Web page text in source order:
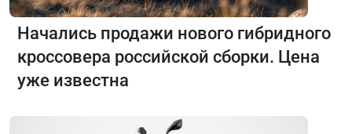
Начались продажи нового гибридного
кроссовера российской сборки. Цена
уже известна